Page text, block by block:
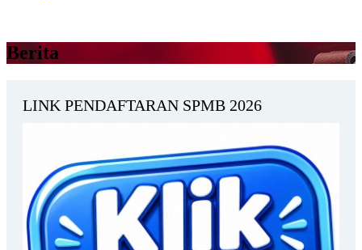
Berita
LINK PENDAFTARAN SPMB 2026